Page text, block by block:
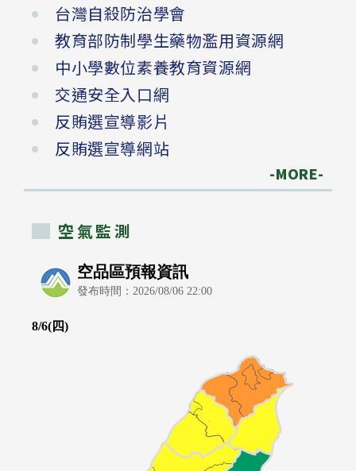
台灣自殺防治學會
教育部防制學生藥物濫用資源網
中小學數位素養教育資源網
交通安全入口網
反賄選宣導影片
反賄選宣導網站
-MORE-
空氣監測